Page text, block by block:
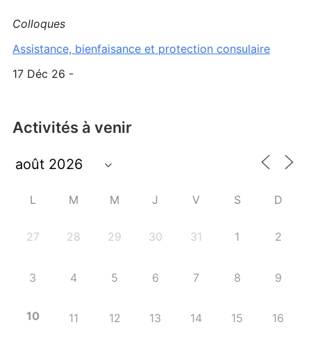
Colloques
Assistance, bienfaisance et protection consulaire
17 Déc 26 -
Activités à venir
L M M J V S D
27 28 29 30 31 1 2
3 4 5 6 7 8 9
10 11 12 13 14 15 16